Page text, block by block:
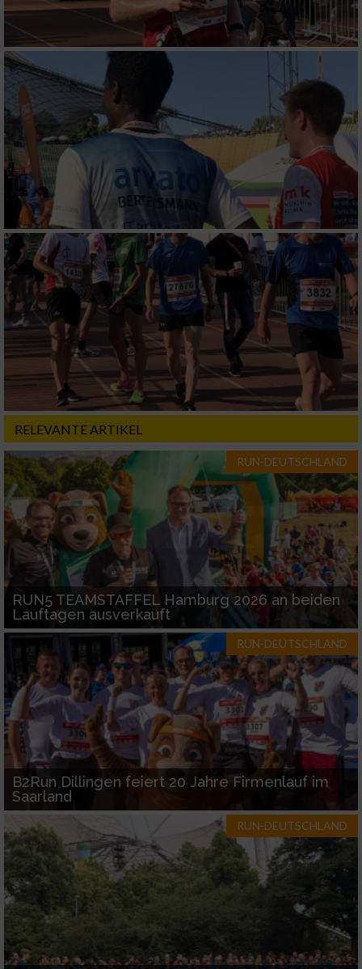
RELEVANTE ARTIKEL
RUN-DEUTSCHLAND
RUN5 TEAMSTAFFEL Hamburg 2026 an beiden
Lauftagen ausverkauft
RUN-DEUTSCHLAND
B2Run Dillingen feiert 20 Jahre Firmenlauf im
Saarland
RUN-DEUTSCHLAND
Performance
Funktional
Werbung